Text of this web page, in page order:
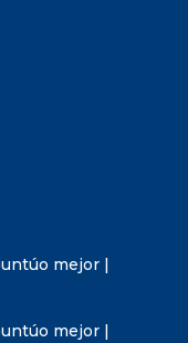
mejor |
mejor |